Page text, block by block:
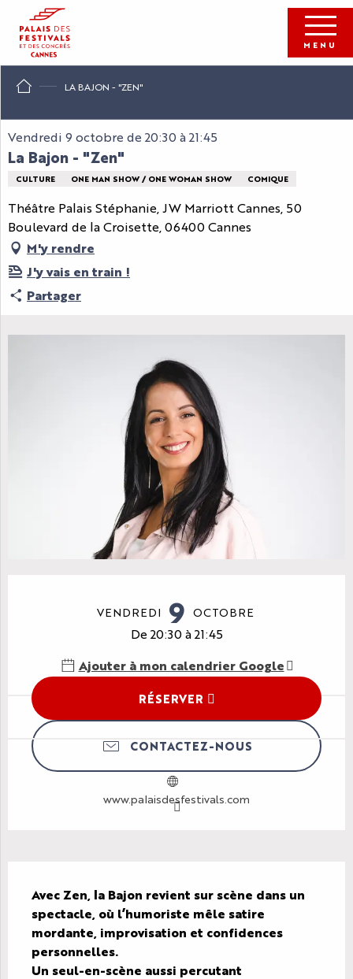
contenu
principal
MENU
LA BAJON - "ZEN"
Vendredi 9 octobre de 20:30 à 21:45
La Bajon - "Zen"
CULTURE ONE MAN SHOW / ONE WOMAN SHOW COMIQUE
Théâtre Palais Stéphanie, JW Marriott Cannes, 50
Boulevard de la Croisette, 06400 Cannes
M'y rendre
J'y vais en train !
Partager
VENDREDI 9 OCTOBRE
De 20:30 à 21:45
Ajouter à mon calendrier Google
RÉSERVER
CONTACTEZ-NOUS
www.palaisdesfestivals.com
Avec Zen, la Bajon revient sur scène dans un
spectacle, où l’humoriste mêle satire
mordante, improvisation et confidences
personnelles.
Un seul-en-scène aussi percutant